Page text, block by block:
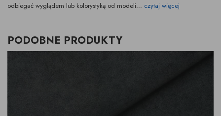
odbiegać wyglądem lub kolorystyką od modeli... czytaj więcej
PODOBNE PRODUKTY